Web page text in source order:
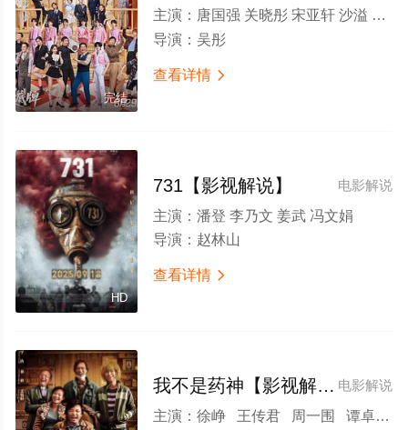
完结
主演： 唐国强 关晓彤 宋亚轩 沙溢 杨迪 金靖 于洋 彭昱畅 沈涛 沈腾 杨幂 欧豪 张天阳 蓝盈莹 张海宇 贾冰 李梦 李乃文 冯满 小沈阳 马嘉祺 丁程鑫 刘耀文 张真源 严浩翔 贺峻霖 黄渤 范丞丞 常远 李嘉琦 付航 闫妮 黄晓明 张予曦 徐明浩
导演： 吴彤
查看详情 
HD
电影解说
731【影视解说】
主演： 潘登 李乃文 姜武 冯文娟
导演： 赵林山
查看详情 
电影解说
我不是药神【影视解说】
主演： 徐峥 王传君 周一围 谭卓 章宇 杨新鸣 王佳佳 王砚辉 贾弘逍 龚蓓苾 宁浩 李乃文 岳小军 苇青 富冠铭 巴拉特·巴蒂 喜利图 张海艳 朱耕佑